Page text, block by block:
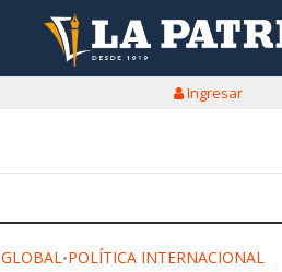
Ingresar
GLOBAL•POLÍTICA INTERNACIONAL